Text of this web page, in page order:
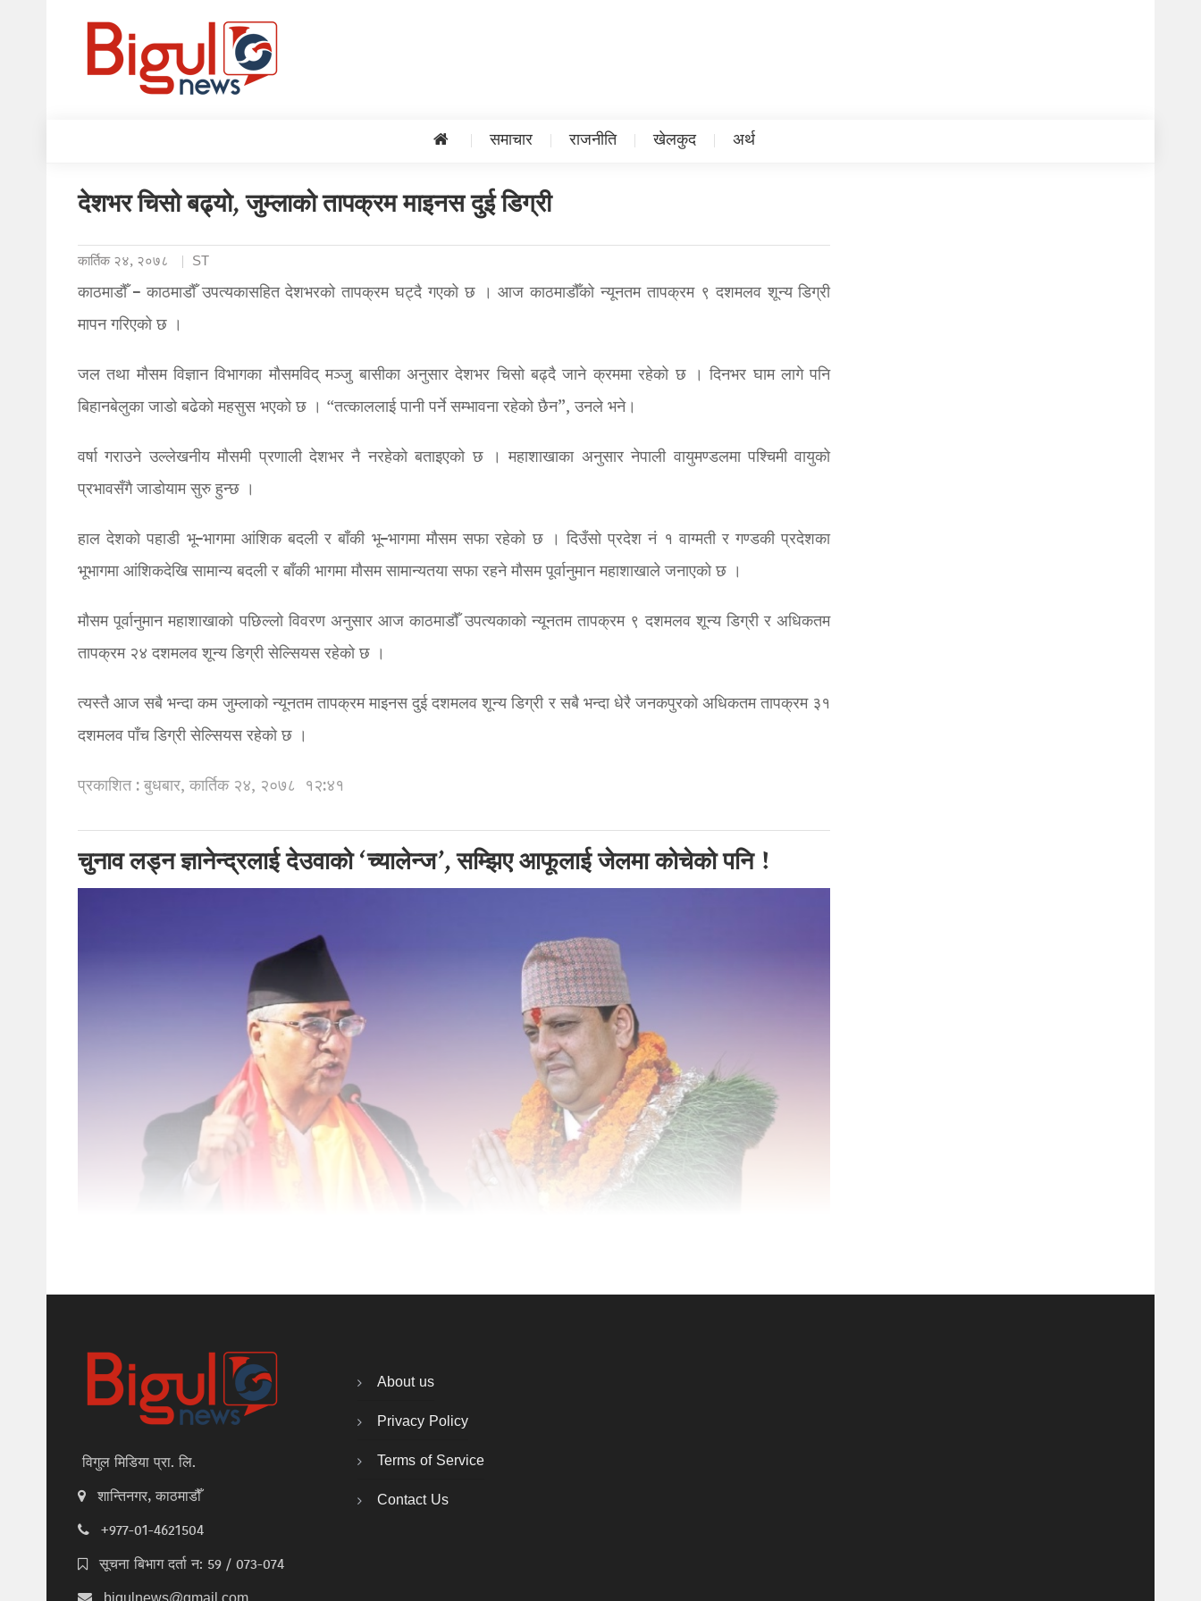
समाचार राजनीति खेलकुद अर्थ
देशभर चिसो बढ्यो, जुम्लाको तापक्रम माइनस दुई डिग्री
कार्तिक २४, २०७८ ST
काठमाडौँ – काठमाडौँ उपत्यकासहित देशभरको तापक्रम घट्दै गएको छ । आज काठमाडौँको न्यूनतम तापक्रम ९ दशमलव शून्य डिग्री
मापन गरिएको छ ।
जल तथा मौसम विज्ञान विभागका मौसमविद् मञ्जु बासीका अनुसार देशभर चिसो बढ्दै जाने क्रममा रहेको छ । दिनभर घाम लागे पनि
बिहानबेलुका जाडो बढेको महसुस भएको छ । “तत्काललाई पानी पर्ने सम्भावना रहेको छैन”, उनले भने।
वर्षा गराउने उल्लेखनीय मौसमी प्रणाली देशभर नै नरहेको बताइएको छ । महाशाखाका अनुसार नेपाली वायुमण्डलमा पश्चिमी वायुको
प्रभावसँगै जाडोयाम सुरु हुन्छ ।
हाल देशको पहाडी भू–भागमा आंशिक बदली र बाँकी भू–भागमा मौसम सफा रहेको छ । दिउँसो प्रदेश नं १ वाग्मती र गण्डकी प्रदेशका
भूभागमा आंशिकदेखि सामान्य बदली र बाँकी भागमा मौसम सामान्यतया सफा रहने मौसम पूर्वानुमान महाशाखाले जनाएको छ ।
मौसम पूर्वानुमान महाशाखाको पछिल्लो विवरण अनुसार आज काठमाडौँ उपत्यकाको न्यूनतम तापक्रम ९ दशमलव शून्य डिग्री र अधिकतम
तापक्रम २४ दशमलव शून्य डिग्री सेल्सियस रहेको छ ।
त्यस्तै आज सबै भन्दा कम जुम्लाको न्यूनतम तापक्रम माइनस दुई दशमलव शून्य डिग्री र सबै भन्दा धेरै जनकपुरको अधिकतम तापक्रम ३१
दशमलव पाँच डिग्री सेल्सियस रहेको छ ।
प्रकाशित : बुधबार, कार्तिक २४, २०७८ १२:४१
चुनाव लड्न ज्ञानेन्द्रलाई देउवाको ‘च्यालेन्ज’, सम्झिए आफूलाई जेलमा कोचेको पनि !
विगुल मिडिया प्रा. लि.
शान्तिनगर, काठमाडौँ
+977-01-4621504
सूचना बिभाग दर्ता न: 59 / 073-074
About us
Privacy Policy
Terms of Service
Contact Us